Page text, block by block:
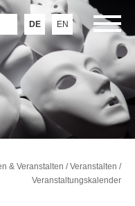
DE EN
& Veranstalten /Veranstalten /
Veranstaltungskalender